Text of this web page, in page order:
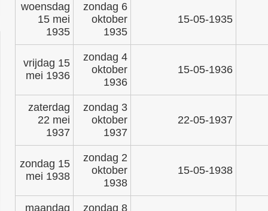
woensdag
15 mei
1935
zondag 6
oktober
1935
15-05-1935
vrijdag 15
mei 1936
zondag 4
oktober
1936
15-05-1936
zaterdag
22 mei
1937
zondag 3
oktober
1937
22-05-1937
zondag 15
mei 1938
zondag 2
oktober
1938
15-05-1938
maandag
zondag 8